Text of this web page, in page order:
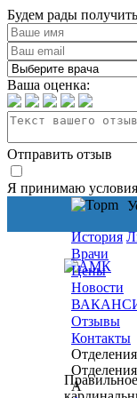
Будем рады
Ваша оценка:
Отправить отзыв
Я принимаю условия
История
Врачи
Цены
Новости
Отзывы
Контакты
Отделения
Отделения
А